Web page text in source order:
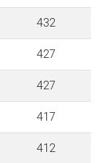
432
427
427
417
412